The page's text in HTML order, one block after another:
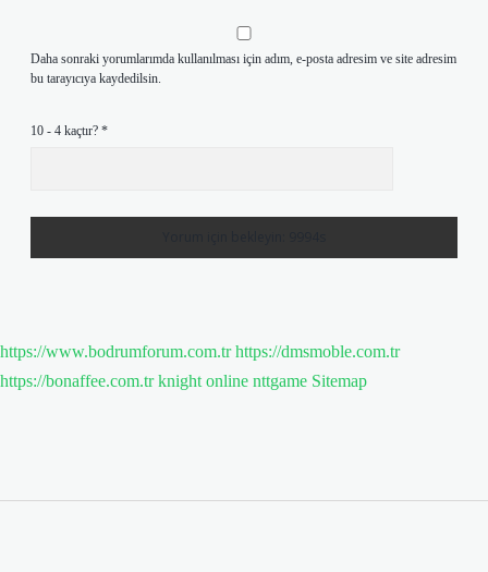
Daha sonraki yorumlarımda kullanılması için adım, e-posta adresim ve site adresim
bu tarayıcıya kaydedilsin.
10 - 4 kaçtır? *
https://www.bodrumforum.com.tr https://dmsmoble.com.tr
https://bonaffee.com.tr knight online nttgame Sitemap